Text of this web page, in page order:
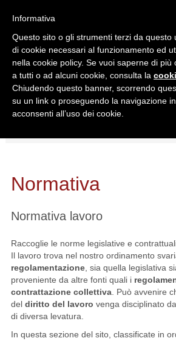
Ricerca in:
Sezione corrente
Tutto il sito
Normativa
Normativa lavoro
Raccoglie le norme legislative e
Il lavoro trova nel nostro ordinamento
regolamentazione, sia quella legislativa
proveniente da altre fonti quali i
contrattazione collettiva. Può avvenire
del diritto del lavoro venga disciplinato
di diversa levatura.
In questa sezione del sito, classificate in
Informativa
Questo sito o gli strumenti terzi da questo
di cookie necessari al funzionamento ed
nella cookie policy. Se vuoi saperne di più
a tutti o ad alcuni cookie, consulta la
Chiudendo questo banner, scorrendo
su un link o proseguendo la navigazione
acconsenti all’uso dei cookie.